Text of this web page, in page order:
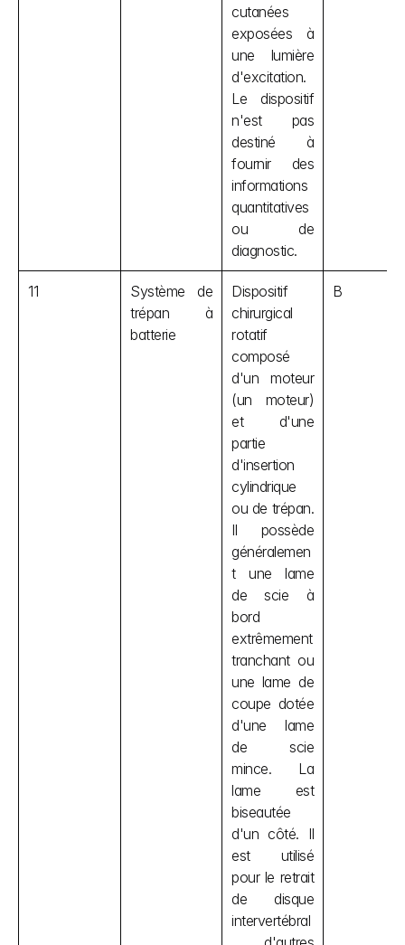
cutanées
exposées à
une lumière
d'excitation.
Le dispositif
n'est pas
destiné à
fournir des
informations
quantitatives
ou de
diagnostic.
11
Système de
trépan à
batterie
Dispositif
chirurgical
rotatif
composé
d'un moteur
(un moteur)
et d'une
partie
d'insertion
cylindrique
ou de trépan.
Il possède
généralemen
t une lame
de scie à
bord
extrêmement
tranchant ou
une lame de
coupe dotée
d'une lame
de scie
mince. La
lame est
biseautée
d'un côté. Il
est utilisé
pour le retrait
de disque
intervertébral
B